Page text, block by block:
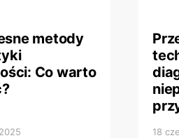
metody
Co warto
18